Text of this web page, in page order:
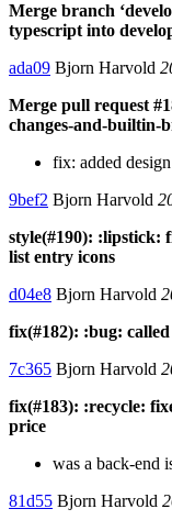
Merge branch
typescript into
ada09 Bjorn Harvold
Merge pull request
changes-and-builtin-
fix: added
9bef2 Bjorn Harvold
style(#190): :lipstick:
list entry icons
d04e8 Bjorn Harvold
fix(#182): :bug:
7c365 Bjorn Harvold
fix(#183): :recycle:
price
was a back-end
81d55 Bjorn Harvold